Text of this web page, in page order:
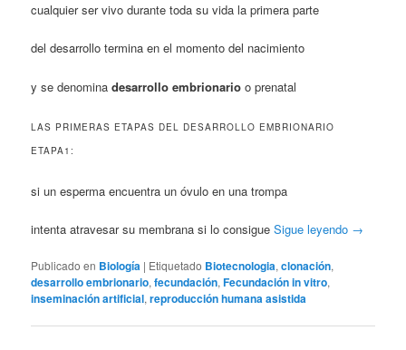
cualquier ser vivo durante toda su vida la primera parte
del desarrollo termina en el momento del nacimiento
y se denominadesarrollo embrionario o prenatal
LAS PRIMERAS ETAPAS DEL DESARROLLO EMBRIONARIO
ETAPA1:
si un esperma encuentra un óvulo en una trompa
intenta atravesar su membrana si lo consigueSigue leyendo →
Publicado en Biología | Etiquetado Biotecnologia,clonación,
desarrollo embrionario,fecundación,Fecundación in vitro,
inseminación artificial,reproducción humana asistida